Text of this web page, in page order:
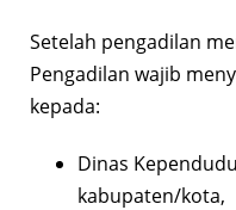
Setelah pengadilan
Pengadilan wajib
kepada:
Dinas
kabupaten/kota,